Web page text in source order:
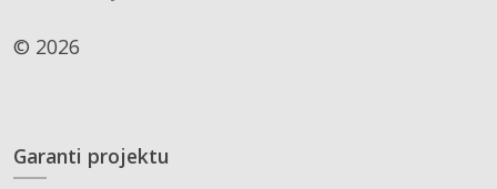
© 2026
Garanti projektu